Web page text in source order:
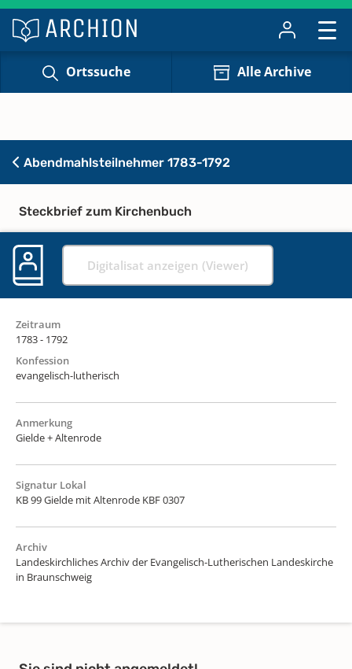
Ortssuche Alle Archive
Abendmahlsteilnehmer 1783-1792
Steckbrief zum Kirchenbuch
Digitalisat anzeigen (Viewer)
Zeitraum
1783 - 1792
Konfession
evangelisch-lutherisch
Anmerkung
Gielde + Altenrode
Signatur Lokal
KB 99 Gielde mit Altenrode KBF 0307
Archiv
Landeskirchliches Archiv der Evangelisch-Lutherischen Landeskirche
in Braunschweig